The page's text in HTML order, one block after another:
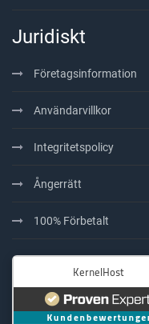
Juridiskt
Företagsinformation
Användarvillkor
Integritetspolicy
Ångerrätt
100% Förbetalt